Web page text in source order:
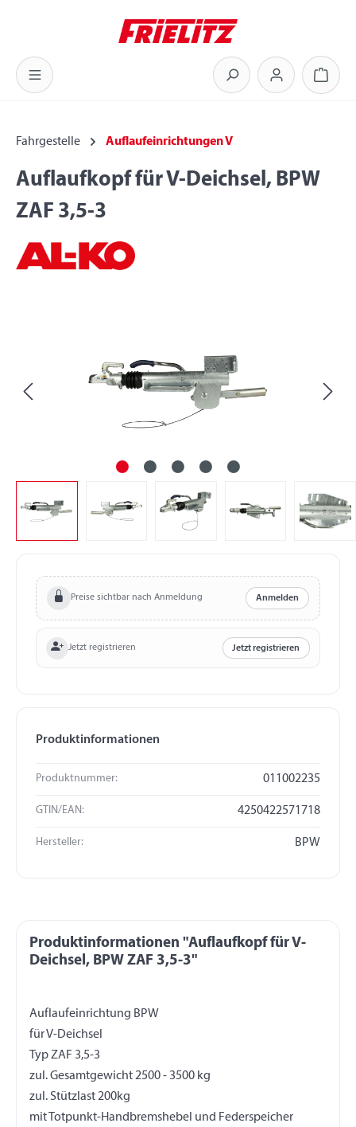
Zum Hauptinhalt springen
Fahrgestelle Auflaufeinrichtungen V
Auflaufkopf für V-Deichsel, BPW
ZAF 3,5-3
Preise sichtbar nach Anmeldung Anmelden
Jetzt registrieren Jetzt registrieren
Produktinformationen
Produktnummer: 011002235
GTIN/EAN: 4250422571718
Hersteller: BPW
Produktinformationen "Auflaufkopf für V-
Deichsel, BPW ZAF 3,5-3"
Auflaufeinrichtung BPW
für V-Deichsel
Typ ZAF 3,5-3
zul. Gesamtgewicht 2500 - 3500 kg
zul. Stützlast 200kg
mit Totpunkt-Handbremshebel und Federspeicher